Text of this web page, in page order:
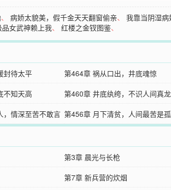
、病娇太貌美，假千金天天翻窗偷亲、我靠当阴湿
品女武神赖上我、红楼之金钗图鉴、
封待太平 第464章 祸从口出，井底魂惊
不知天高 第460章 井底纨绔，不识人间真龙
，情深至苦不敢言 第456章 月下清贫，人间最苦是
第3章 晨光与长枪
第7章 新兵营的炊烟